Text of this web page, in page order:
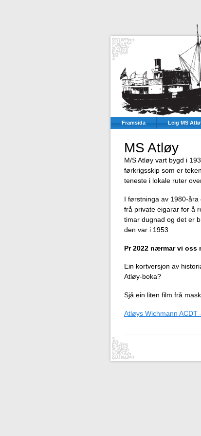
Framsida Leig MS
MS Atløy
M/S Atløy vart bygd i
førkrigsskip som er
teneste i lokale ruter
I førstninga av 1980-åra
frå private eigarar for å
timar dugnad og det er
den var i 1953
Pr 2022 nærmar vi oss
Ein kortversjon av
Atløy-boka?
Sjå ein liten film frå
Atløys Wichmann ACDT